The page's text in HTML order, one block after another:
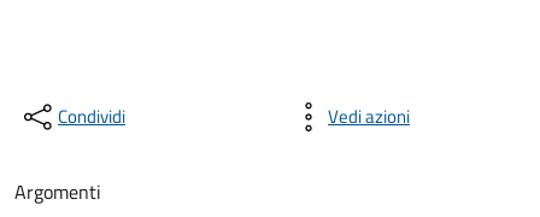
Condividi Vedi azioni
Argomenti